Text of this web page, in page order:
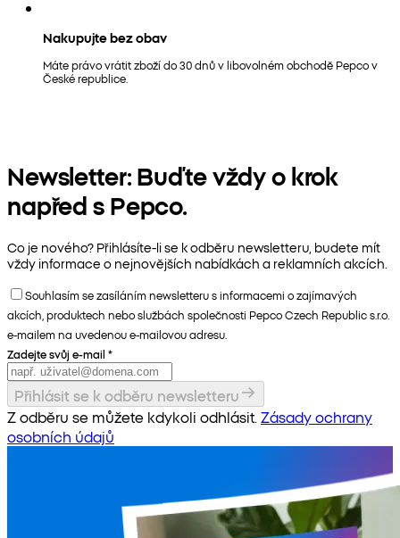
Nakupujte bez obav
Máte právo vrátit zboží do 30 dnů v libovolném obchodě Pepco v
České republice.
Newsletter: Buďte vždy o krok
napřed s Pepco.
Co je nového? Přihlásíte-li se k odběru newsletteru, budete mít
vždy informace o nejnovějších nabídkách a reklamních akcích.
Souhlasím se zasíláním newsletteru s informacemi o zajímavých
akcích, produktech nebo službách společnosti Pepco Czech Republic s.r.o.
e-mailem na uvedenou e-mailovou adresu.
Zadejte svůj e-mail *
Přihlásit se k odběru newsletteru
Z odběru se můžete kdykoli odhlásit. Zásady ochrany
osobních údajů